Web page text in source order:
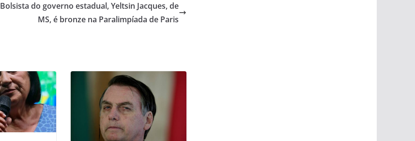
Bolsista do governo estadual, Yeltsin Jacques, de
MS, é bronze na Paralimpíada de Paris